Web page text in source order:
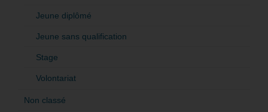
Jeune diplômé
Jeune sans qualification
Stage
Volontariat
Non classé